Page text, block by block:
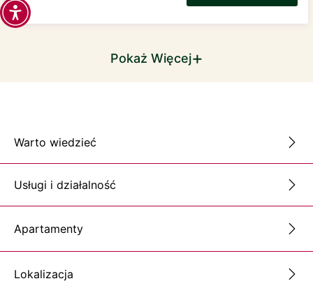
Pokaż Więcej+
Warto wiedzieć
Usługi i działalność
Apartamenty
Lokalizacja